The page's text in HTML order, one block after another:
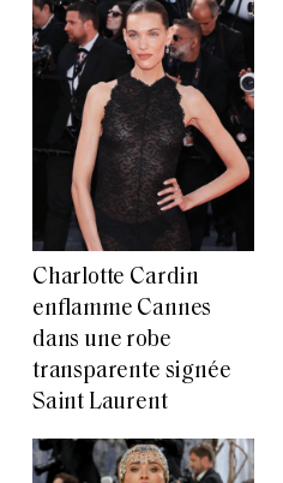
Charlotte Cardin
enflamme Cannes
dans une robe
transparente signée
Saint Laurent